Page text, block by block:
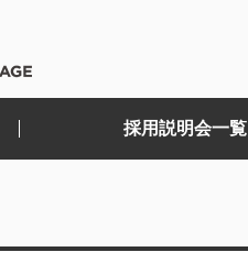
採用説明会一覧